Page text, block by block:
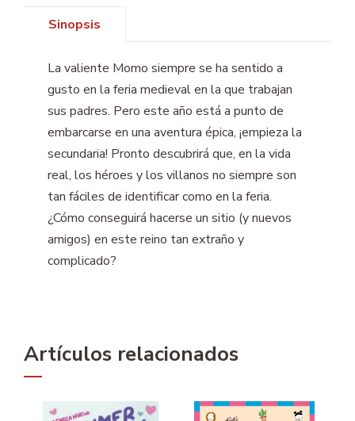
Sinopsis
La valiente Momo siempre se ha sentido a
gusto en la feria medieval en la que trabajan
sus padres. Pero este año está a punto de
embarcarse en una aventura épica, ¡empieza la
secundaria! Pronto descubrirá que, en la vida
real, los héroes y los villanos no siempre son
tan fáciles de identificar como en la feria.
¿Cómo conseguirá hacerse un sitio (y nuevos
amigos) en este reino tan extraño y
complicado?
Artículos relacionados